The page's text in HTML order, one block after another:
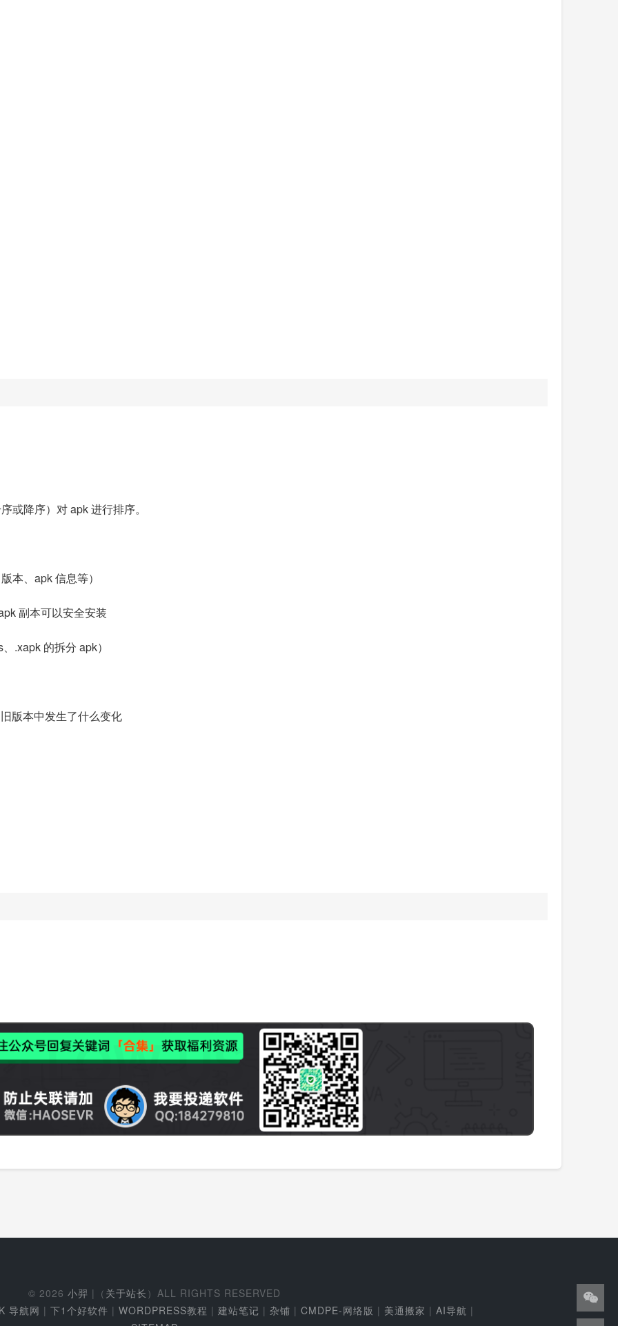
或降序）对 apk 进行排序。
本、apk 信息等）
副本可以安全安装
.xapk 的拆分 apk）
版本中发生了什么变化
© 2026 小羿 |（ 关于站长 ）ALL RIGHTS RESERVED
导航网 | 下1个好软件 | WORDPRESS教程 | 建站笔记 | 杂铺 | CMDPE-网络版 | 美通搬家 | AI导航 |